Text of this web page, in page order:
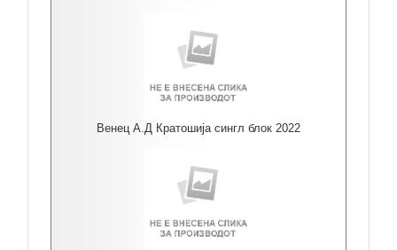
Венец А.Д Кратошија сингл блок 2022